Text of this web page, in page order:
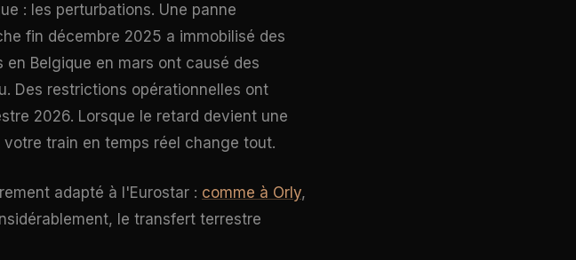
: les perturbations. Une panne
fin décembre 2025 a immobilisé des
Belgique en mars ont causé des
Des restrictions opérationnelles ont
2026. Lorsque le retard devient une
train en temps réel change tout.
adapté à l'Eurostar : comme à Orly,
le transfert terrestre